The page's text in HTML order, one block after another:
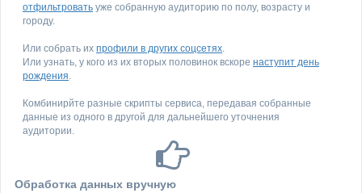
отфильтровать уже собранную аудиторию по полу, возрасту и
городу.
Или собрать их профили в других соцсетях.
Или узнать, у кого из их вторых половинок вскоре наступит день
рождения.
Комбинирйте разные скрипты сервиса, передавая собранные
данные из одного в другой для дальнейшего уточнения
аудитории.
Обработка данных вручную